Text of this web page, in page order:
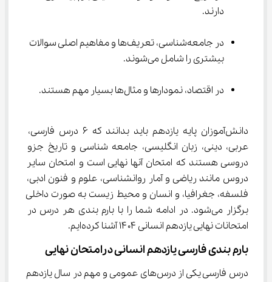
دارند.
در جامعه‌شناسی، تعریف‌ها و مفاهیم اصلی سوالات
بیشتری را شامل می‌شوند.
در اقتصاد، نمودارها و مثال‌ها بسیار مهم هستند.
دانش‌آموزان پایه یازدهم باید بدانند که ۶ درس فارسی،
عربی، دینی، زبان انگلیسی، جامعه شناسی و تاریخ جزو
دروسی هستند که امتحان آنها نهایی است و امتحان سایر
دروس مانند ریاضی و آمار روانشناسی، علوم و فنون ادبی،
فلسفه، جغرافیا، و انسان و محیط زیست به صورت داخلی
برگزار می‌شود. در ادامه شما را با بارم بندی هر درس در
امتحانات نهایی یازدهم انسانی ۱۴۰۴ آشنا کرده‌ایم.
بارم بندی فارسی یازدهم انسانی درامتحان نهایی
درس فارسی یکی از درس‌های عمومی و مهم در سال یازدهم